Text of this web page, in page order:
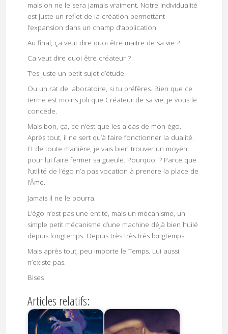
mais on ne le sera jamais vraiment. Notre individualité
est juste un reflet de la création permettant
l’expansion dans un champ d’application.
Au final, ça veut dire quoi être maitre de sa vie ?
Ca veut dire quoi être créateur ?
T’es juste un petit sujet d’étude.
Ou un rat de laboratoire, si tu préfères. Bien que ce
terme est moins joli que Créateur de sa vie, je vous le
concède.
Mais bon, ça, ce n’est que les aléas de mon égo.
Après tout, il ne sert qu’à faire fonctionner la dualité.
Et de toute manière, je vais bien trouver un moyen
pour lui faire fermer sa gueule. Pourquoi ? Parce que
l’utilité de l’égo n’a pas vocation à prendre la place de
l’Âme.
Jamais il ne le pourra.
L’égo n’est pas une entité, mais un mécanisme, un
simple petit mécanisme d’une machine déjà bien huilé
depuis longtemps. Depuis très très très longtemps.
Mais après tout, peu importe le Temps. Lui aussi
n’existe pas.
Bises
Articles relatifs: